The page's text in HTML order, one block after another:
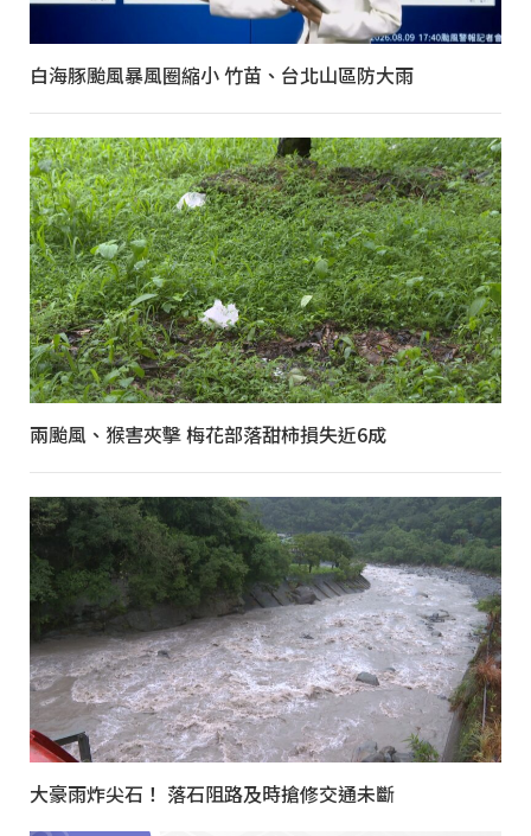
白海豚颱風暴風圈縮小 竹苗、台北山區防大雨
兩颱風、猴害夾擊 梅花部落甜柿損失近6成
大豪雨炸尖石！ 落石阻路及時搶修交通未斷